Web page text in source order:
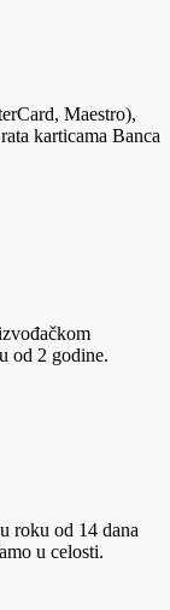
Maestro),
karticama Banca
od 2 godine.
roku od 14 dana
u celosti.